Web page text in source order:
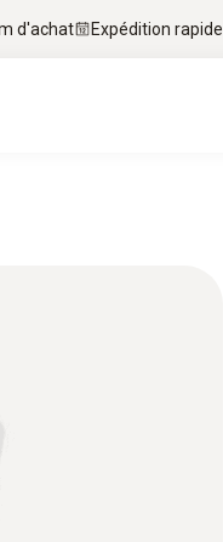
d'achat Expédition rapide